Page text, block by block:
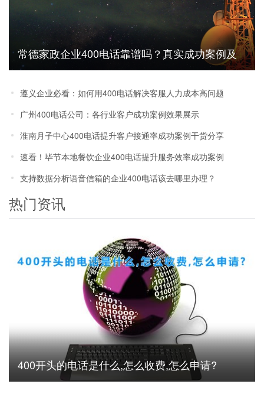
常德家政企业400电话靠谱吗？真实成功案例及
效果数据汇总
遵义企业必看：如何用400电话解决客服人力成本高问题
广州400电话公司：各行业客户成功案例效果展示
淮南月子中心400电话提升客户接通率成功案例干货分享
速看！毕节本地餐饮企业400电话提升服务效率成功案例
支持数据分析语音信箱的企业400电话该去哪里办理？
热门资讯
400开头的电话是什么,怎么收费,怎么申请?